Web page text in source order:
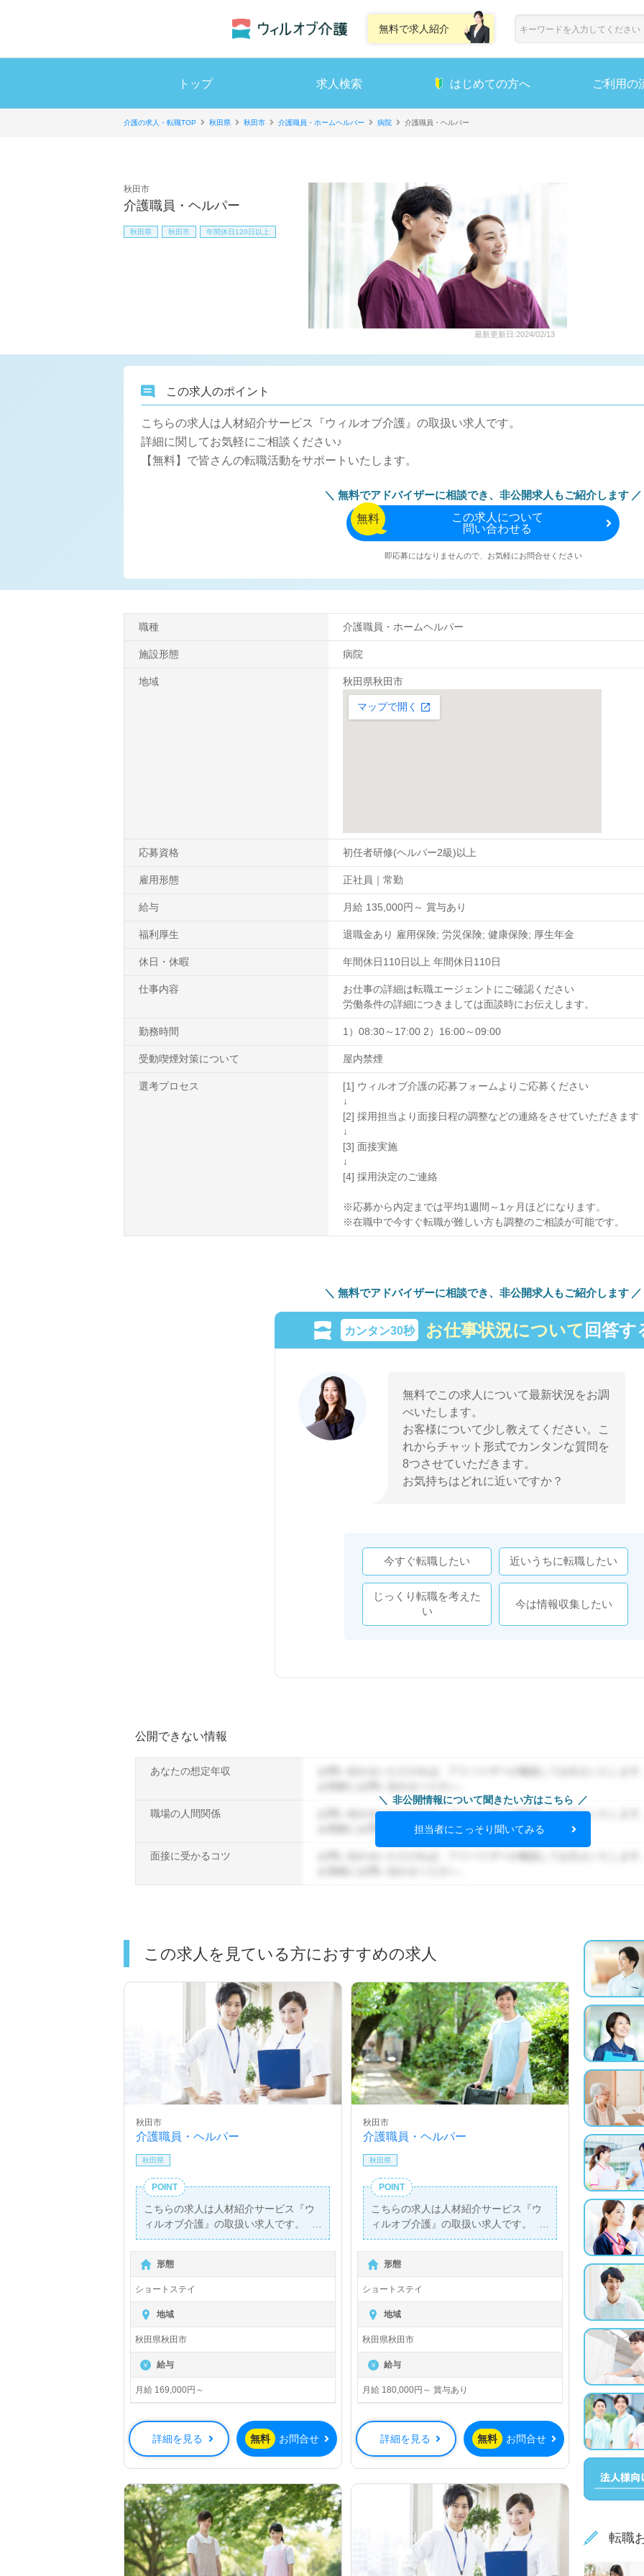
無料で求人紹介
トップ 求人検索 はじめての方へ ご利用の
介護の求人・転職TOP 秋田県 秋田市 介護職員・ホームヘルパー 病院 介護職員・ヘルパー
介護職員・ヘルパー
秋田市
秋田県 秋田市 年間休日120日以上
最新更新日:2024/02/13
この求人のポイント
こちらの求人は人材紹介サービス『ウィルオブ介護』の取扱い求人です。
詳細に関してお気軽にご相談ください♪
【無料】で皆さんの転職活動をサポートいたします。
無料でアドバイザーに相談でき、 非公開求人もご紹介します
無料
この求人について
問い合わせる
即応募にはなりませんので、お気軽にお問合せください
職種 介護職員・ホームヘルパー
施設形態 病院
地域 秋田県秋田市
応募資格 初任者研修(ヘルパー2級)以上
雇用形態 正社員｜常勤
給与 月給 135,000円～ 賞与あり
福利厚生 退職金あり 雇用保険; 労災保険; 健康保険; 厚生年金
休日・休暇 年間休日110日以上 年間休日110日
仕事内容
お仕事の詳細は転職エージェントにご確認ください
労働条件の詳細につきましては面談時にお伝えします。
勤務時間 1）08:30～17:00 2）16:00～09:00
受動喫煙対策について 屋内禁煙
選考プロセス
[1] ウィルオブ介護の応募フォームよりご応募ください
↓
[2] 採用担当より面接日程の調整などの連絡をさせていただきます
↓
[3] 面接実施
↓
[4] 採用決定のご連絡
※応募から内定までは平均1週間～1ヶ月ほどになります。
※在職中で今すぐ転職が難しい方も調整のご相談が可能です。
無料でアドバイザーに相談でき、 非公開求人もご紹介します
カンタン30秒 お仕事状況について 回答す
無料でこの求人について最新状況をお調
べいたします。
お客様について少し教えてください。こ
れからチャット形式でカンタンな質問を
8つさせていただきます。
お気持ちはどれに近いですか？
今すぐ転職したい 近いうちに転職したい
じっくり転職を考えた
い
今は情報収集したい
公開できない情報
あなたの想定年収
職場の人間関係
お問い合わせいただければ、アドバイザーが確認してお伝えいたします
お気軽にお問い合わせください。
面接に受かるコツ
非公開情報について聞きたい方はこちら
担当者にこっそり聞いてみる
この求人を見ている方におすすめの求人
介護職員・ヘルパー
秋田市
秋田県
POINT
こちらの求人は人材紹介サービス『ウ
ィルオブ介護』の取扱い求人です。
詳細に関してお気軽にご相談ください♪
【無料】で皆さんの転職活動をサポー
トいたします。
形態
ショートステイ
地域
秋田県秋田市
給与
月給 169,000円～
詳細を見る 無料 お問合せ
介護職員・ヘルパー
秋田市
秋田県
POINT
こちらの求人は人材紹介サービス『ウ
ィルオブ介護』の取扱い求人です。
詳細に関してお気軽にご相談ください♪
【無料】で皆さんの転職活動をサポー
トいたします。
形態
ショートステイ
地域
秋田県秋田市
給与
月給 180,000円～ 賞与あり
詳細を見る 無料 お問合せ
転職